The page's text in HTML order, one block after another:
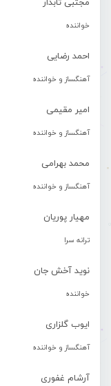
مجتبی تابدار
خواننده
احمد رضایی
آهنگساز و خواننده
امیر مقیمی
آهنگساز و خواننده
محمد بهرامی
آهنگساز و خواننده
مهیار پوریان
ترانه سرا
نوید آخش جان
خواننده
ایوب گلزاری
آهنگساز و خواننده
آرشام غفوری